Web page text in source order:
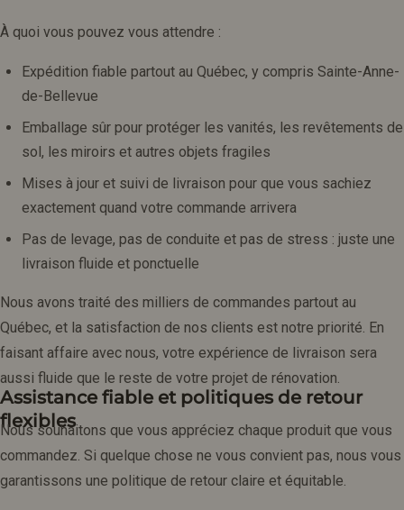
À quoi vous pouvez vous attendre :
Expédition fiable partout au Québec, y compris Sainte-Anne-
de-Bellevue
Emballage sûr pour protéger les vanités, les revêtements de
sol, les miroirs et autres objets fragiles
Mises à jour et suivi de livraison pour que vous sachiez
exactement quand votre commande arrivera
Pas de levage, pas de conduite et pas de stress : juste une
livraison fluide et ponctuelle
Nous avons traité des milliers de commandes partout au
Québec, et la satisfaction de nos clients est notre priorité. En
faisant affaire avec nous, votre expérience de livraison sera
aussi fluide que le reste de votre projet de rénovation.
Assistance fiable et politiques de retour
flexibles
Nous souhaitons que vous appréciez chaque produit que vous
commandez. Si quelque chose ne vous convient pas, nous vous
garantissons une politique de retour claire et équitable.